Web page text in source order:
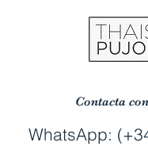
Contacta
WhatsApp: